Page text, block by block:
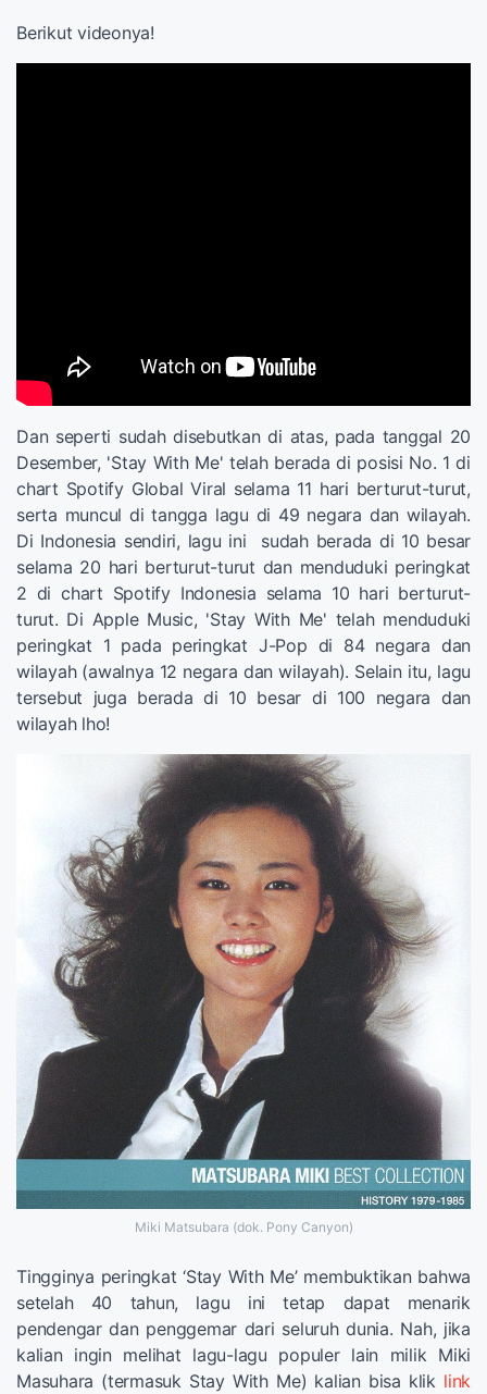
Berikut videonya!
Dan seperti sudah disebutkan di atas, pada tanggal 20
Desember, 'Stay With Me' telah berada di posisi No. 1 di
chart Spotify Global Viral selama 11 hari berturut-turut,
serta muncul di tangga lagu di 49 negara dan wilayah.
Di Indonesia sendiri, lagu ini sudah berada di 10 besar
selama 20 hari berturut-turut dan menduduki peringkat
2 di chart Spotify Indonesia selama 10 hari berturut-
turut. Di Apple Music, 'Stay With Me' telah menduduki
peringkat 1 pada peringkat J-Pop di 84 negara dan
wilayah (awalnya 12 negara dan wilayah). Selain itu, lagu
tersebut juga berada di 10 besar di 100 negara dan
wilayah lho!
Miki Matsubara (dok. Pony Canyon)
Tingginya peringkat ‘Stay With Me’ membuktikan bahwa
setelah 40 tahun, lagu ini tetap dapat menarik
pendengar dan penggemar dari seluruh dunia. Nah, jika
kalian ingin melihat lagu-lagu populer lain milik Miki
Masuhara (termasuk Stay With Me) kalian bisa klik link